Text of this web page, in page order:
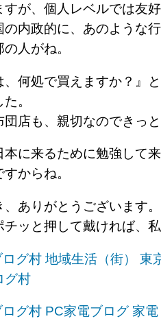
すが、個人レベルでは友
の内政的に、あのような
の人がね。
、何処で買えますか？』
。
団店も、親切なのできっ
本に来るために勉強して
からね。
ありがとうございます。
チッと押して戴ければ、
グ村